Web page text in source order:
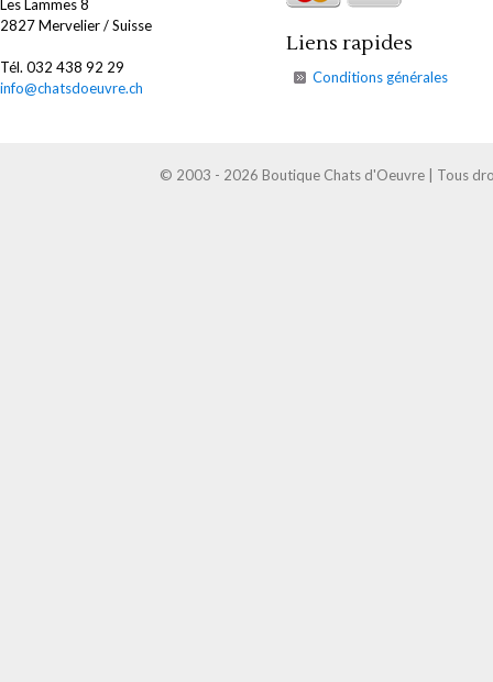
Les Lammes 8
2827 Mervelier / Suisse
Tél. 032 438 92 29
info@chatsdoeuvre.ch
Liens rapides
Conditions générales
© 2003 - 2026 Boutique Chats d'Oeuvre | Tous